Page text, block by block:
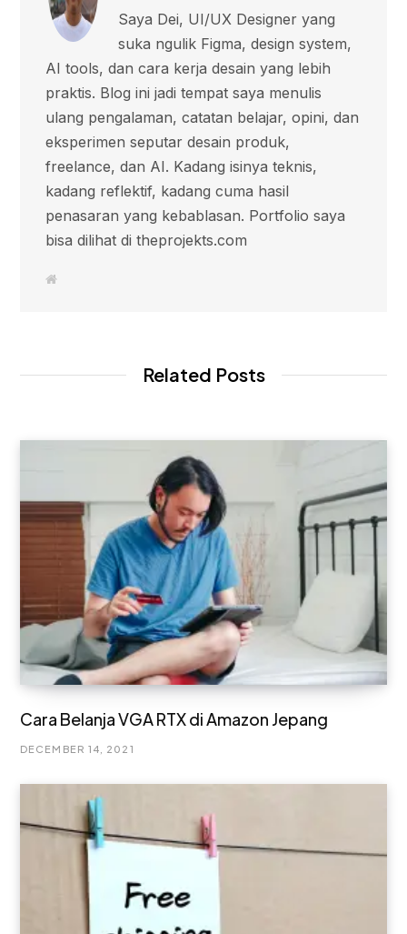
Saya Dei, UI/UX Designer yang
suka ngulik Figma, design system,
AI tools, dan cara kerja desain yang lebih
praktis. Blog ini jadi tempat saya menulis
ulang pengalaman, catatan belajar, opini, dan
eksperimen seputar desain produk,
freelance, dan AI. Kadang isinya teknis,
kadang reflektif, kadang cuma hasil
penasaran yang kebablasan. Portfolio saya
bisa dilihat di theprojekts.com
Related Posts
Cara Belanja VGA RTX di Amazon Jepang
DECEMBER 14, 2021